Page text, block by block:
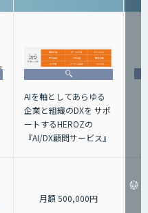
AIを軸としてあらゆる
企業と組織のDXを サポ
ートするHEROZの
『AI/DX顧問サービス』
月額 500,000円